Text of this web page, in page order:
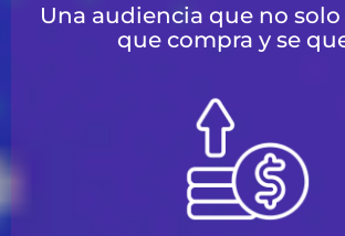
Una audiencia que no
que compra y se